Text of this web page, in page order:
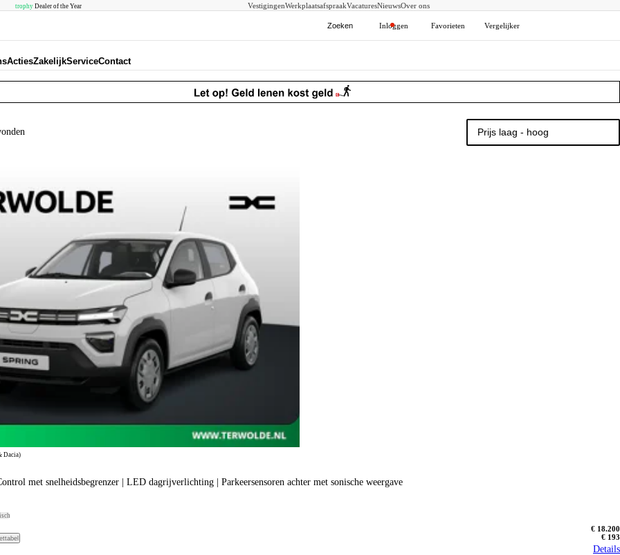
trophy Dealer of the Year VestigingenWerkplaatsafspraakVacaturesNieuwsOver ons
Zoeken Inloggen Favorieten Vergelijker
ActiesZakelijkServiceContact
Dacia)
met snelheidsbegrenzer | LED dagrijverlichting | Parkeersensoren achter met sonische weergave
€ 18.200
€ 193
Details